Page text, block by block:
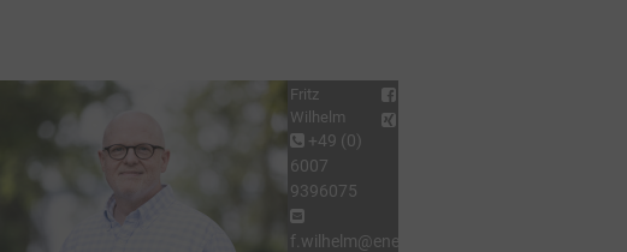
Fritz
Wilhelm
+49 (0)
6007
9396075
f.wilhelm@energie-